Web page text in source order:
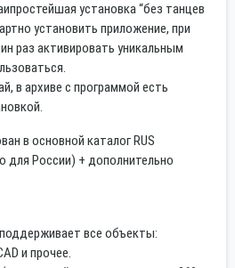
установка “без танцев
установить приложение, при
раз активировать уникальным
в архиве с программой есть
в основной каталог RUS
для России) + дополнительно
все объекты:
и прочее.